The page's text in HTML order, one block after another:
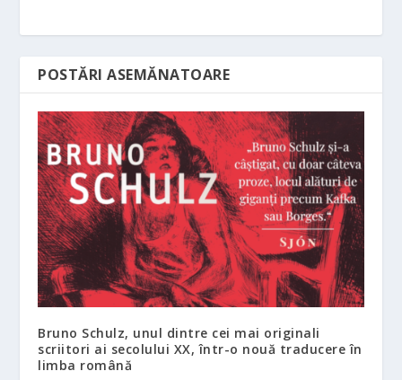
POSTĂRI ASEMĂNATOARE
Bruno Schulz, unul dintre cei mai originali
scriitori ai secolului XX, într-o nouă traducere în
limba română